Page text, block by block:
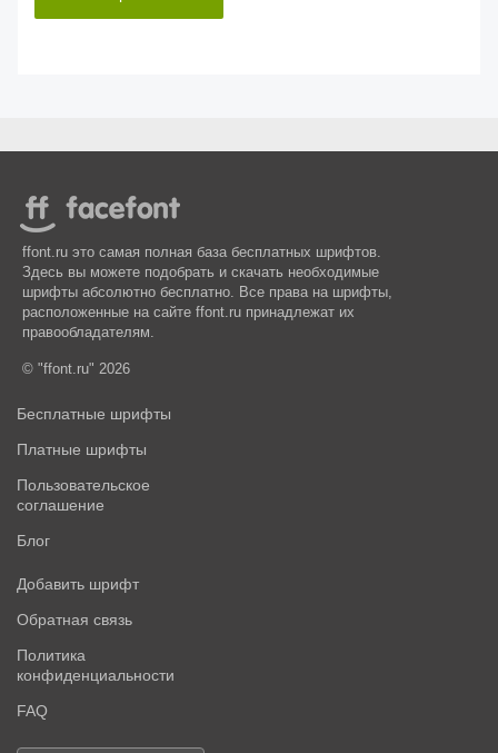
ffont.ru это самая полная база бесплатных шрифтов.
Здесь вы можете подобрать и скачать необходимые
шрифты абсолютно бесплатно. Все права на шрифты,
расположенные на сайте ffont.ru принадлежат их
правообладателям.
© "ffont.ru" 2026
Бесплатные шрифты
Платные шрифты
Пользовательское
соглашение
Блог
Добавить шрифт
Обратная связь
Политика
конфиденциальности
FAQ